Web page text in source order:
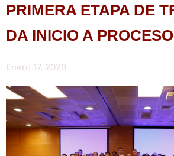
PRIMERA ETAPA DE
DA INICIO A
Enero 17, 2020